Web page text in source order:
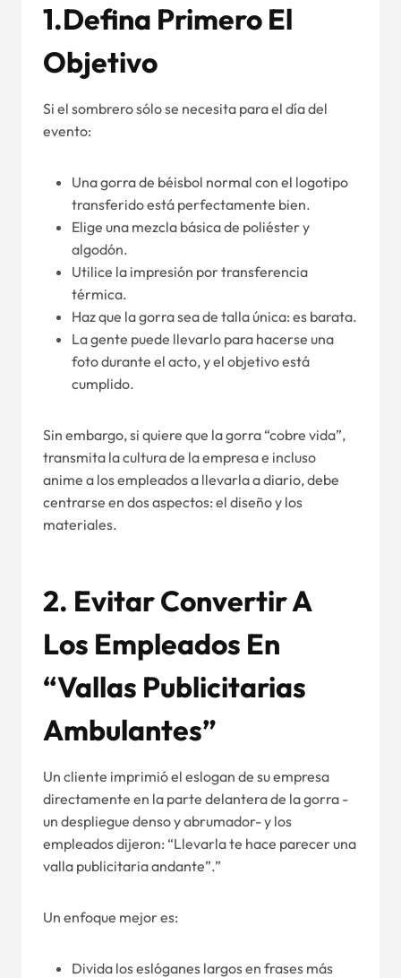
1.Defina Primero El
Objetivo
Si el sombrero sólo se necesita para el día del
evento:
Una gorra de béisbol normal con el logotipo
transferido está perfectamente bien.
Elige una mezcla básica de poliéster y
algodón.
Utilice la impresión por transferencia
térmica.
Haz que la gorra sea de talla única: es barata.
La gente puede llevarlo para hacerse una
foto durante el acto, y el objetivo está
cumplido.
Sin embargo, si quiere que la gorra “cobre vida”,
transmita la cultura de la empresa e incluso
anime a los empleados a llevarla a diario, debe
centrarse en dos aspectos: el diseño y los
materiales.
2. Evitar Convertir A
Los Empleados En
“vallas Publicitarias
Ambulantes”
Un cliente imprimió el eslogan de su empresa
directamente en la parte delantera de la gorra -
un despliegue denso y abrumador- y los
empleados dijeron: “Llevarla te hace parecer una
valla publicitaria andante”.”
Un enfoque mejor es:
Divida los eslóganes largos en frases más